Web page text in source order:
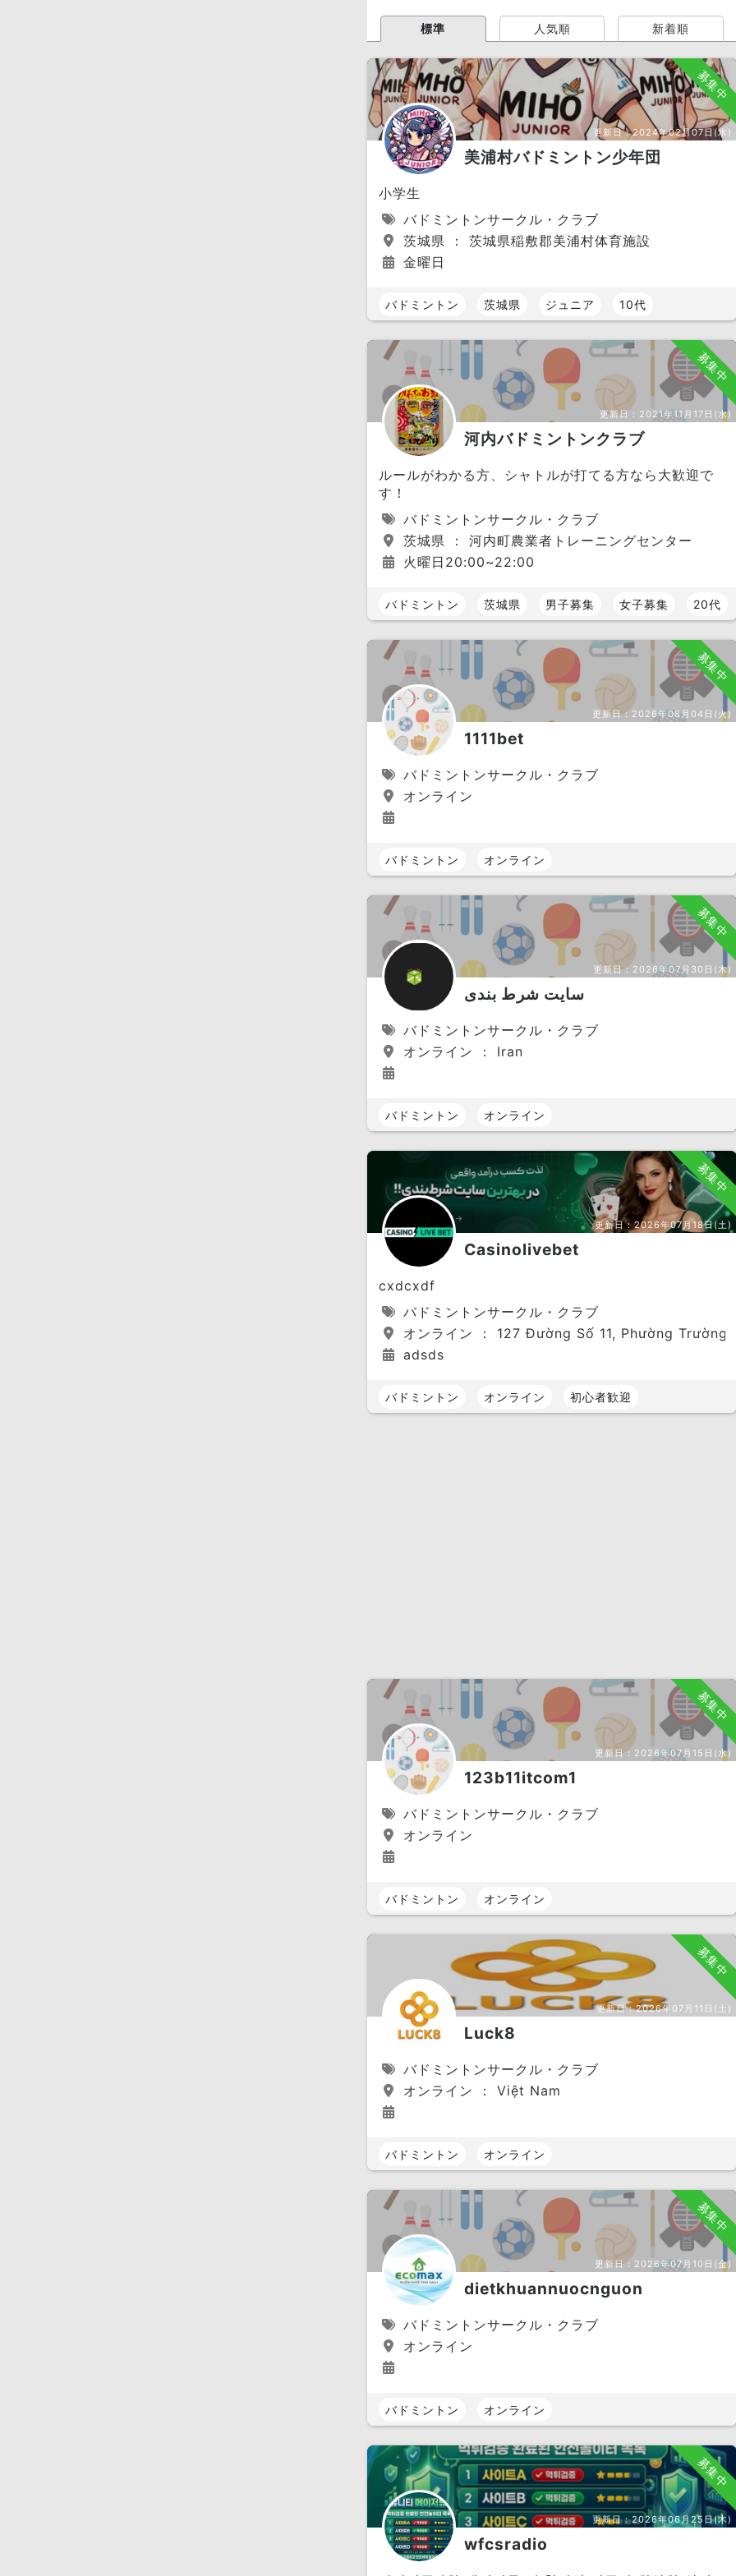
標準 人気順 新着順
募集中
更新日：2024年02月07日(水)
美浦村バドミントン少年団
小学生
バドミントンサークル・クラブ
茨城県 ： 茨城県稲敷郡美浦村体育施設
金曜日
バドミントン 茨城県 ジュニア 10代
募集中
更新日： 2021年11月17日(水)
河内バドミントンクラブ
ルールがわかる方、シャトルが打てる方なら大歓迎で
す！
バドミントンサークル・クラブ
茨城県 ： 河内町農業者トレーニングセンター
火曜日20:00~22:00
バドミントン 茨城県 男子募集 女子募集 20代
募集中
更新日： 2026年08月04日(火)
1111bet
バドミントンサークル・クラブ
オンライン
バドミントン オンライン
募集中
更新日： 2026年07月30日(木)
سایت شرط بندی
バドミントンサークル・クラブ
オンライン ： Iran
バドミントン オンライン
募集中
更新日：2026年07月18日(土)
Casinolivebet
cxdcxdf
バドミントンサークル・クラブ
オンライン ： 127 Đường Số 11, Phường
adsds
バドミントン オンライン 初心者歓迎
募集中
更新日： 2026年07月15日(水)
123b11itcom1
バドミントンサークル・クラブ
オンライン
バドミントン オンライン
募集中
更新日：2026年07月11日(土)
Luck8
バドミントンサークル・クラブ
オンライン ： Việt Nam
バドミントン オンライン
募集中
更新日： 2026年07月10日(金)
dietkhuannuocnguon
バドミントンサークル・クラブ
オンライン
バドミントン オンライン
募集中
更新日：2026年06月25日(木)
wfcsradio